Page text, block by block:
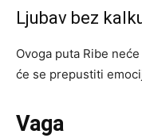
Ljubav bez
Ovoga puta Ribe
će se prepustiti
Vaga